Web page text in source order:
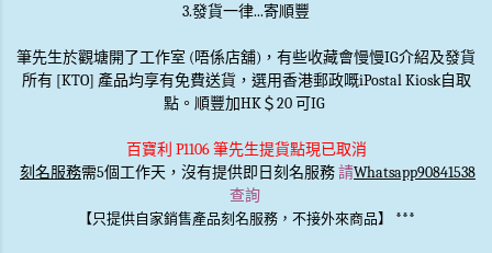
3.發貨一律...寄順豐
筆先生於觀塘開了工作室 (唔係店舖)，有些收藏會慢慢IG介紹及發貨
所有 [KTO] 產品均享有免費送貨，選用香港郵政嘅iPostal Kiosk自取
點。順豐加HK＄20 可IG
百寶利 P1106 筆先生提貨點現已取消
刻名服務需5個工作天，沒有提供即日刻名服務請Whatsapp90841538
查詢
【只提供自家銷售產品刻名服務，不接外來商品】 ***